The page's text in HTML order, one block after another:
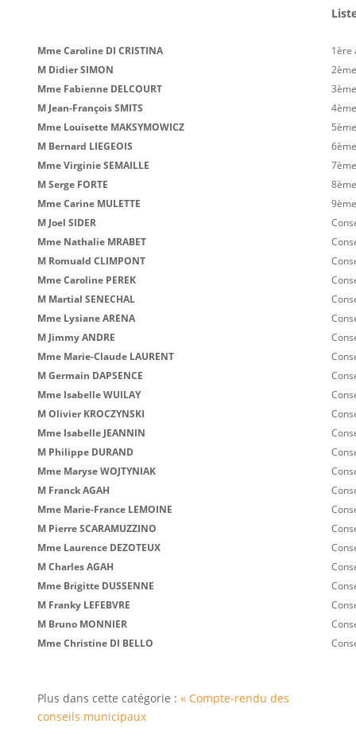
Mme Caroline DI CRISTINA
1ère
M Didier SIMON
Mme Fabienne DELCOURT
M Jean-François SMITS
Mme Louisette MAKSYMOWICZ
M Bernard LIEGEOIS
Mme Virginie SEMAILLE
M Serge FORTE
Mme Carine MULETTE
M Joel SIDER
Mme Nathalie MRABET
M Romuald CLIMPONT
Mme Caroline PEREK
M Martial SENECHAL
Mme Lysiane ARENA
M Jimmy ANDRE
Mme Marie-Claude LAURENT
M Germain DAPSENCE
Mme Isabelle WUILAY
M Olivier KROCZYNSKI
Mme Isabelle JEANNIN
M Philippe DURAND
Mme Maryse WOJTYNIAK
M Franck AGAH
Mme Marie-France LEMOINE
M Pierre SCARAMUZZINO
Mme Laurence DEZOTEUX
M Charles AGAH
Mme Brigitte DUSSENNE
M Franky LEFEBVRE
M Bruno MONNIER
Mme Christine DI BELLO
Plus dans cette catégorie : « Compte-rendu des
conseils municipaux